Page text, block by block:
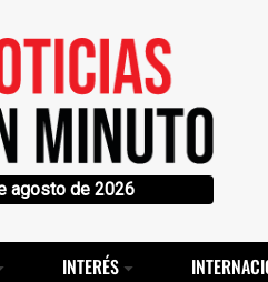
agosto de 2026
INTERÉS